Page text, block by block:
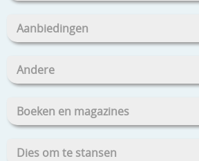
Aanbiedingen
Andere
Boeken en magazines
Dies om te stansen